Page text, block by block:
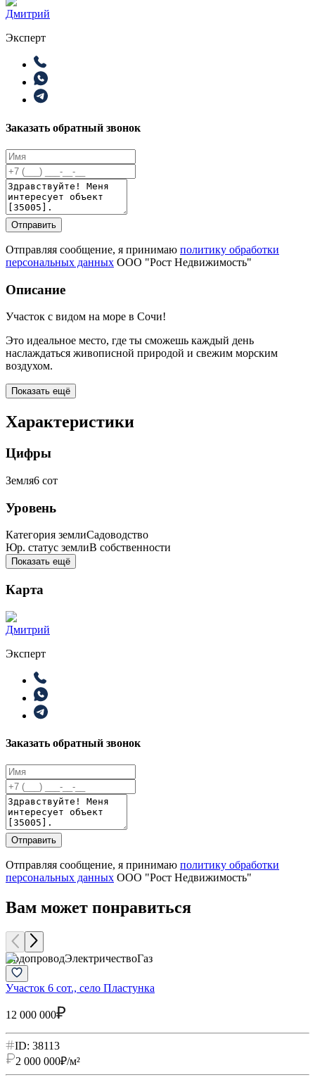
Дмитрий
Эксперт
Заказать обратный звонок
Отправить
Отправляя сообщение, я принимаю политику обработки
персональных данных ООО "Рост Недвижимость"
Описание
Участок с видом на море в Сочи!
Это идеальное место, где ты сможешь каждый день
наслаждаться живописной природой и свежим морским
воздухом.
Показать ещё
Характеристики
Цифры
Земля6 сот
Уровень
Категория землиСадоводство
Юр. статус землиВ собственности
Показать ещё
Карта
Дмитрий
Эксперт
Заказать обратный звонок
Отправить
Отправляя сообщение, я принимаю политику обработки
персональных данных ООО "Рост Недвижимость"
Вам может понравиться
ВодопроводЭлектричествоГаз
Участок 6 сот., село Пластунка
12 000 000
ID: 38113
2 000 000₽/м²